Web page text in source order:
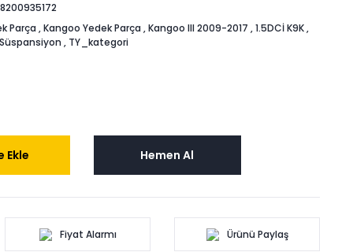
Parça ,Kangoo Yedek Parça ,Kangoo III 2009-2017 ,1.5DCİ K9K,
, TY_kategori
Ekle Hemen Al
Fiyat Alarmı Ürünü Paylaş